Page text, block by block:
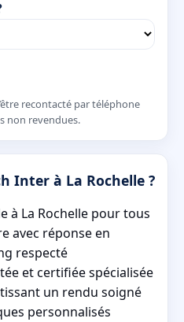
recontacté par téléphone
non revendues.
Inter à La Rochelle ?
à La Rochelle pour tous
avec réponse en
respecté
et certifiée spécialisée
un rendu soigné
personnalisés